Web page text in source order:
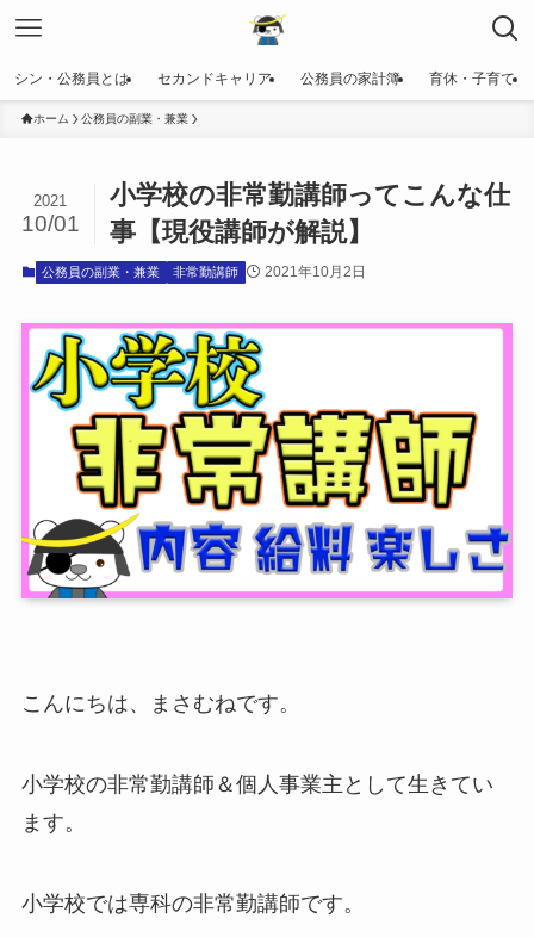
シン・公務員とは セカンドキャリア 公務員の家計簿 育休・子育て
ホーム 公務員の副業・兼業
小学校の非常勤講師ってこんな仕
事【現役講師が解説】
2021
10/01
公務員の副業・兼業 非常勤講師 2021年10月2日
こんにちは、まさむねです。
小学校の非常勤講師＆個人事業主として生きてい
ます。
小学校では専科の非常勤講師です。